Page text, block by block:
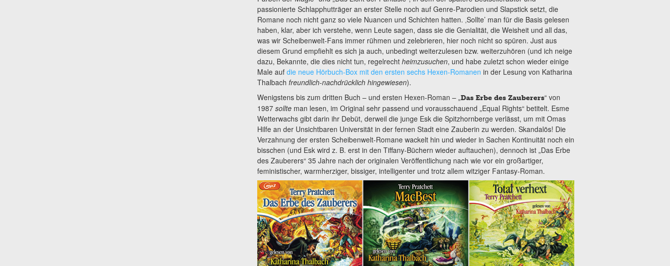
passionierte Schlapphutträger an erster Stelle noch auf Genre-Parodien und Slapstick setzt, die
Romane noch nicht ganz so viele Nuancen und Schichten hatten. ‚Sollte’ man für die Basis gelesen
haben, klar, aber ich verstehe, wenn Leute sagen, dass sie die Genialität, die Weisheit und all das,
was wir Scheibenwelt-Fans immer rühmen und zelebrieren, hier noch nicht so spüren. Just aus
diesem Grund empfiehlt es sich ja auch, unbedingt weiterzulesen bzw. weiterzuhören (und ich neige
dazu, Bekannte, die dies nicht tun, regelrecht heimzusuchen, und habe zuletzt schon wieder einige
Male auf die neue Hörbuch-Box mit den ersten sechs Hexen-Romanen in der Lesung von Katharina
Thalbach freundlich-nachdrücklich hingewiesen).
Wenigstens bis zum dritten Buch – und ersten Hexen-Roman – „Das Erbe des Zauberers“ von
1987 sollteman lesen, im Original sehr passend und vorausschauend „Equal Rights“ betitelt. Esme
Wetterwachs gibt darin ihr Debüt, derweil die junge Esk die Spitzhornberge verlässt, um mit Omas
Hilfe an der Unsichtbaren Universität in der fernen Stadt eine Zauberin zu werden. Skandalös! Die
Verzahnung der ersten Scheibenwelt-Romane wackelt hin und wieder in Sachen Kontinuität noch ein
bisschen (und Esk wird z. B. erst in den Tiffany-Büchern wieder auftauchen), dennoch ist „Das Erbe
des Zauberers“ 35 Jahre nach der originalen Veröffentlichung nach wie vor ein großartiger,
feministischer, warmherziger, bissiger, intelligenter und trotz allem witziger Fantasy-Roman.